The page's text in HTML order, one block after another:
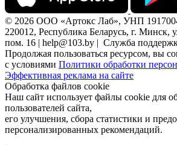
© 2026 ООО «Артокс Лаб», УНП
220012, Республика Беларусь, г. Минск,
пом. 16 | help@103.by | Служба
Продолжая пользоваться ресурсом, вы
с условиями Политики обработки
Эффективная реклама на сайте
Обработка файлов cookie
Наш сайт использует файлы cookie для
пользователей сайта,
его улучшения, сбора статистики и
персонализированных рекомендаций.